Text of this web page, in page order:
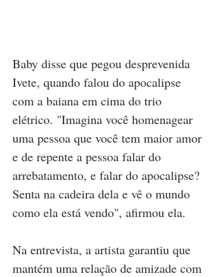
Baby disse que pegou desprevenida
Ivete, quando falou do apocalipse
com a baiana em cima do trio
elétrico. "Imagina você homenagear
uma pessoa que você tem maior amor
e de repente a pessoa falar do
arrebatamento, e falar do apocalipse?
Senta na cadeira dela e vê o mundo
como ela está vendo", afirmou ela.
Na entrevista, a artista garantiu que
mantém uma relação de amizade com